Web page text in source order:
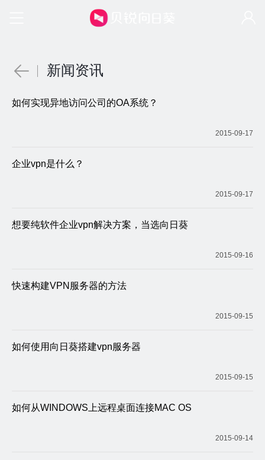
新闻资讯
如何实现异地访问公司的OA系统？
2015-09-17
企业vpn是什么？
2015-09-17
想要纯软件企业vpn解决方案，当选向日葵
2015-09-16
快速构建VPN服务器的方法
2015-09-15
如何使用向日葵搭建vpn服务器
2015-09-15
如何从WINDOWS上远程桌面连接MAC OS
2015-09-14